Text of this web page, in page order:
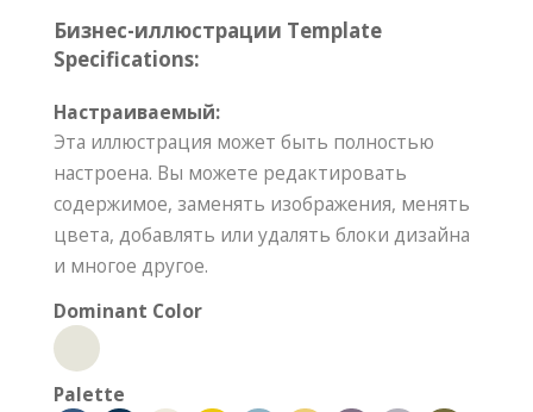
Бизнес-иллюстрации Template
Specifications:
Настраиваемый:
Эта иллюстрация может быть полностью
настроена. Вы можете редактировать
содержимое, заменять изображения, менять
цвета, добавлять или удалять блоки дизайна
и многое другое.
Dominant Color
Palette